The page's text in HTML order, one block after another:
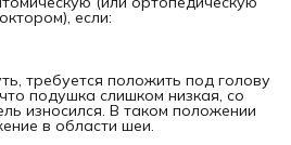
если:
требуется положить под голову
подушка слишком низкая, со
износился. В таком положении
в области шеи.